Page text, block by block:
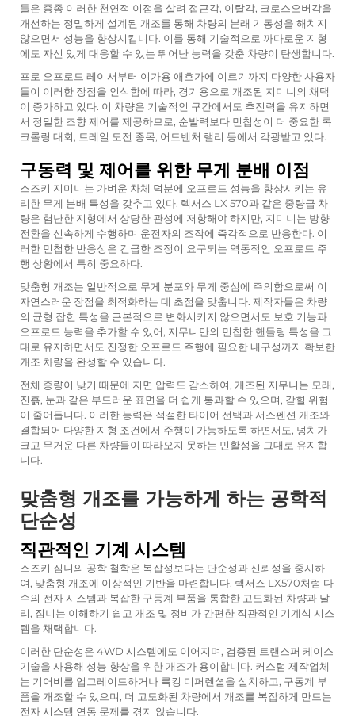
들은 종종 이러한 천연적 이점을 살려 접근각, 이탈각, 크로스오버각을
개선하는 정밀하게 설계된 개조를 통해 차량의 본래 기동성을 해치지
않으면서 성능을 향상시킵니다. 이를 통해 기술적으로 까다로운 지형
에도 자신 있게 대응할 수 있는 뛰어난 능력을 갖춘 차량이 탄생합니다.
프로 오프로드 레이서부터 여가용 애호가에 이르기까지 다양한 사용자
들이 이러한 장점을 인식함에 따라, 경기용으로 개조된 지미니의 채택
이 증가하고 있다. 이 차량은 기술적인 구간에서도 추진력을 유지하면
서 정밀한 조향 제어를 제공하므로, 순발력보다 민첩성이 더 중요한 록
크롤링 대회, 트레일 도전 종목, 어드벤처 랠리 등에서 각광받고 있다.
구동력 및 제어를 위한 무게 분배 이점
스즈키 지미니는 가벼운 차체 덕분에 오프로드 성능을 향상시키는 유
리한 무게 분배 특성을 갖추고 있다. 렉서스 LX 570과 같은 중량급 차
량은 험난한 지형에서 상당한 관성에 저항해야 하지만, 지미니는 방향
전환을 신속하게 수행하며 운전자의 조작에 즉각적으로 반응한다. 이
러한 민첩한 반응성은 긴급한 조정이 요구되는 역동적인 오프로드 주
행 상황에서 특히 중요하다.
맞춤형 개조는 일반적으로 무게 분포와 무게 중심에 주의함으로써 이
자연스러운 장점을 최적화하는 데 초점을 맞춥니다. 제작자들은 차량
의 균형 잡힌 특성을 근본적으로 변화시키지 않으면서도 보호 기능과
오프로드 능력을 추가할 수 있어, 지무니만의 민첩한 핸들링 특성을 그
대로 유지하면서도 진정한 오프로드 주행에 필요한 내구성까지 확보한
개조 차량을 완성할 수 있습니다.
전체 중량이 낮기 때문에 지면 압력도 감소하여, 개조된 지무니는 모래,
진흙, 눈과 같은 부드러운 표면을 더 쉽게 통과할 수 있으며, 갇힐 위험
이 줄어듭니다. 이러한 능력은 적절한 타이어 선택과 서스펜션 개조와
결합되어 다양한 지형 조건에서 주행이 가능하도록 하면서도, 덩치가
크고 무거운 다른 차량들이 따라오지 못하는 민활성을 그대로 유지합
니다.
맞춤형 개조를 가능하게 하는 공학적
단순성
직관적인 기계 시스템
스즈키 짐니의 공학 철학은 복잡성보다는 단순성과 신뢰성을 중시하
여, 맞춤형 개조에 이상적인 기반을 마련합니다. 렉서스 LX570처럼 다
수의 전자 시스템과 복잡한 구동계 부품을 통합한 고도화된 차량과 달
리, 짐니는 이해하기 쉽고 개조 및 정비가 간편한 직관적인 기계식 시스
템을 채택합니다.
이러한 단순성은 4WD 시스템에도 이어지며, 검증된 트랜스퍼 케이스
기술을 사용해 성능 향상을 위한 개조가 용이합니다. 커스텀 제작업체
는 기어비를 업그레이드하거나 록킹 디퍼렌셜을 설치하고, 구동계 부
품을 개조할 수 있으며, 더 고도화된 차량에서 개조를 복잡하게 만드는
전자 시스템 연동 문제를 겪지 않습니다.